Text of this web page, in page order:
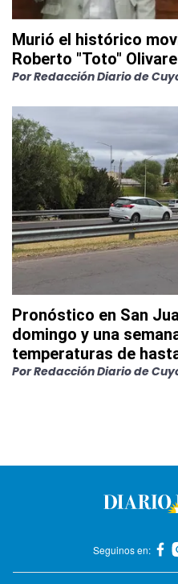
Murió el histórico
Roberto "Toto"
PorRedacción Diario de
Pronóstico en San
domingo y una
temperaturas de
PorRedacción Diario de
Seguinos en: